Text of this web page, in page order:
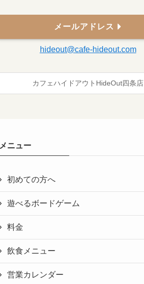
メールアドレス
hideout@cafe-hideout.com
カフェハイドアウトHideOut四条店
メニュー
初めての方へ
遊べるボードゲーム
料金
飲食メニュー
営業カレンダー